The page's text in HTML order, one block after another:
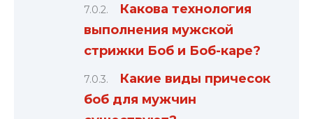
Какова технология
выполнения мужской
стрижки Боб и Боб-каре?
Какие виды причесок
боб для мужчин